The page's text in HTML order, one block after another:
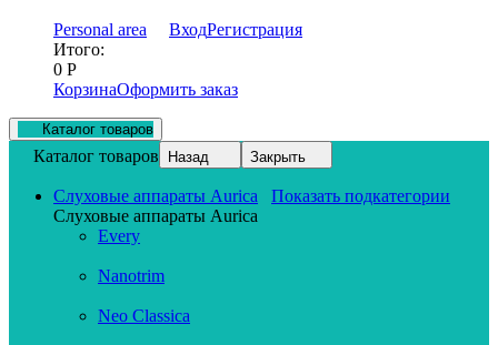
Personal area ВходРегистрация
Итого:
0 Р
КорзинаОформить заказ
Каталог товаров
Каталог товаров Назад Закрыть
Слуховые аппараты Aurica
Показать подкатегории
Слуховые аппараты Aurica
Every
Nanotrim
Neo Classica